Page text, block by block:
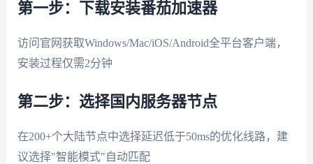
第一步：下载安装番茄加速器
访问官网获取Windows/Mac/iOS/Android全平台客户端，
安装过程仅需2分钟
第二步：选择国内服务器节点
在200+个大陆节点中选择延迟低于50ms的优化线路，建
议选择"智能模式"自动匹配